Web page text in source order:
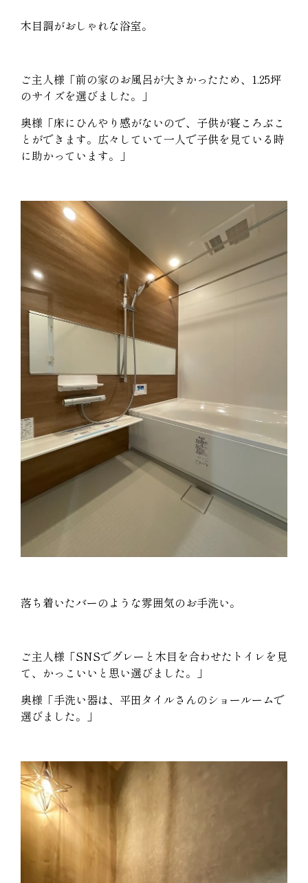
木目調がおしゃれな浴室。
ご主人様「前の家のお風呂が大きかったため、1.25坪
のサイズを選びました。」
奥様「床にひんやり感がないので、子供が寝ころぶこ
とができます。広々していて一人で子供を見ている時
に助かっています。」
落ち着いたバーのような雰囲気のお手洗い。
ご主人様「SNSでグレーと木目を合わせたトイレを見
て、かっこいいと思い選びました。」
奥様「手洗い器は、平田タイルさんのショールームで
選びました。」